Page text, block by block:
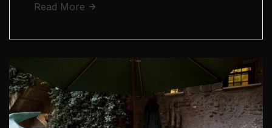
Read More